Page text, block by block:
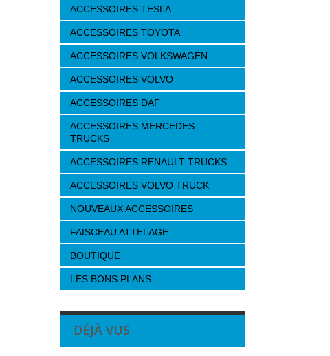
ACCESSOIRES TESLA
ACCESSOIRES TOYOTA
ACCESSOIRES VOLKSWAGEN
ACCESSOIRES VOLVO
ACCESSOIRES DAF
ACCESSOIRES MERCEDES
TRUCKS
ACCESSOIRES RENAULT TRUCKS
ACCESSOIRES VOLVO TRUCK
NOUVEAUX ACCESSOIRES
FAISCEAU ATTELAGE
BOUTIQUE
LES BONS PLANS
DÉJÀ VUS